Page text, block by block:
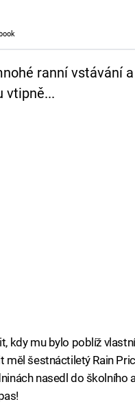
ranní vstávání
vtipně...
kdy mu bylo poblíž
měl šestnáctiletý Rain
nasedl do školního